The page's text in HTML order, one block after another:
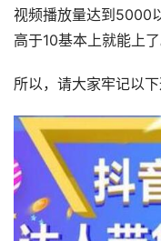
视频播放量达到5000
高于10基本上就能上
所以，请大家牢记以